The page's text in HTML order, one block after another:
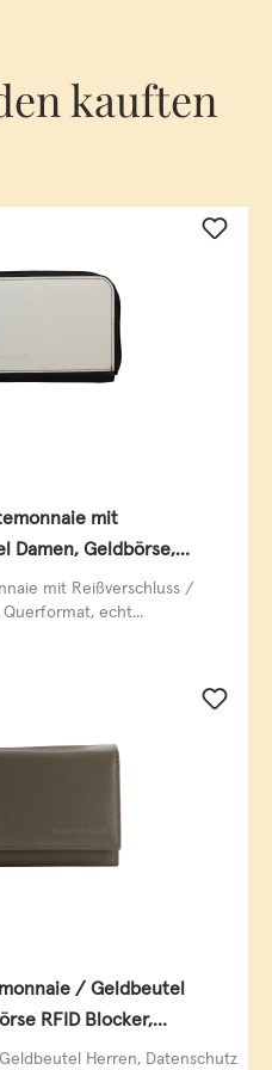
kauften
mit
Damen, Geldbörse,
white/red
mit Reißverschluss /
echt...
/ Geldbeutel
RFID Blocker,
Herren, Datenschutz